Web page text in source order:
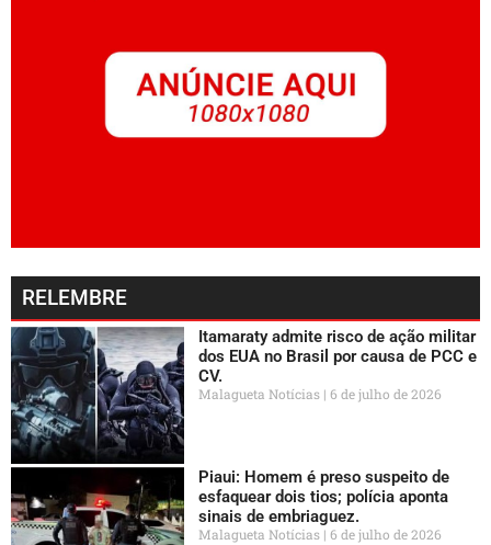
RELEMBRE
Itamaraty admite risco de ação militar
dos EUA no Brasil por causa de PCC e
CV.
Malagueta Notícias 6 de julho de 2026
Piaui: Homem é preso suspeito de
esfaquear dois tios; polícia aponta
sinais de embriaguez.
Malagueta Notícias 6 de julho de 2026